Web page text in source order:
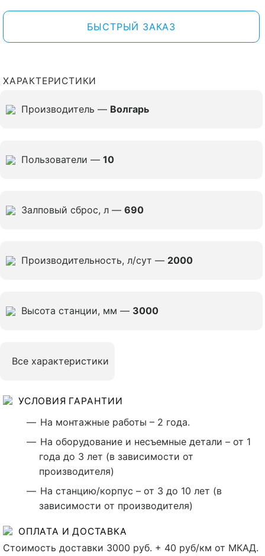
БЫСТРЫЙ ЗАКАЗ
ХАРАКТЕРИСТИКИ
Производитель — Волгарь
Пользователи — 10
Залповый сброс, л — 690
Производительность, л/сут — 2000
Высота станции, мм — 3000
Все характеристики
УСЛОВИЯ ГАРАНТИИ
На монтажные работы – 2 года.
На оборудование и несъемные детали – от 1
года до 3 лет (в зависимости от
производителя)
На станцию/корпус – от 3 до 10 лет (в
зависимости от производителя)
ОПЛАТА И ДОСТАВКА
Стоимость доставки 3000 руб. + 40 руб/км от МКАД.